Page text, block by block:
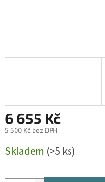
6 655 Kč
5 500 Kč bez DPH
cena:
Skladem (>5 ks)